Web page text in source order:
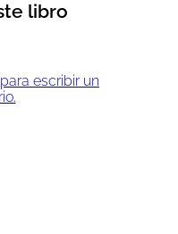
libro
escribir un